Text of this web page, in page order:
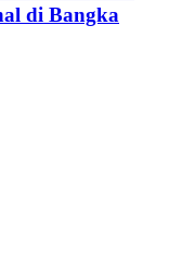
di Bangka